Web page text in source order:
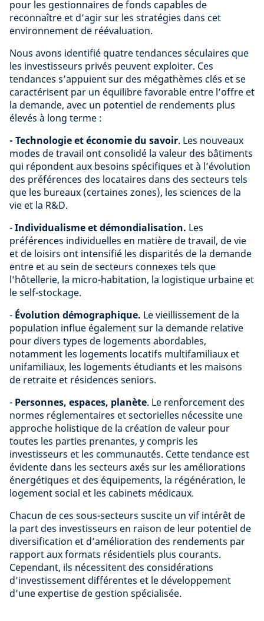
pour les gestionnaires de fonds capables de
reconnaître et d’agir sur les stratégies dans cet
environnement de réévaluation.
Nous avons identifié quatre tendances séculaires que
les investisseurs privés peuvent exploiter. Ces
tendances s’appuient sur des mégathèmes clés et se
caractérisent par un équilibre favorable entre l’offre et
la demande, avec un potentiel de rendements plus
élevés à long terme :
- Technologie et économie du savoir. Les nouveaux
modes de travail ont consolidé la valeur des bâtiments
qui répondent aux besoins spécifiques et à l’évolution
des préférences des locataires dans des secteurs tels
que les bureaux (certaines zones), les sciences de la
vie et la R&D.
-Individualisme et démondialisation. Les
préférences individuelles en matière de travail, de vie
et de loisirs ont intensifié les disparités de la demande
entre et au sein de secteurs connexes tels que
l’hôtellerie, la micro-habitation, la logistique urbaine et
le self-stockage.
- Évolution démographique. Le vieillissement de la
population influe également sur la demande relative
pour divers types de logements abordables,
notamment les logements locatifs multifamiliaux et
unifamiliaux, les logements étudiants et les maisons
de retraite et résidences seniors.
- Personnes, espaces, planète. Le renforcement des
normes réglementaires et sectorielles nécessite une
approche holistique de la création de valeur pour
toutes les parties prenantes, y compris les
investisseurs et les communautés. Cette tendance est
évidente dans les secteurs axés sur les améliorations
énergétiques et des équipements, la régénération, le
logement social et les cabinets médicaux.
Chacun de ces sous-secteurs suscite un vif intérêt de
la part des investisseurs en raison de leur potentiel de
diversification et d’amélioration des rendements par
rapport aux formats résidentiels plus courants.
Cependant, ils nécessitent des considérations
d’investissement différentes et le développement
d’une expertise de gestion spécialisée.